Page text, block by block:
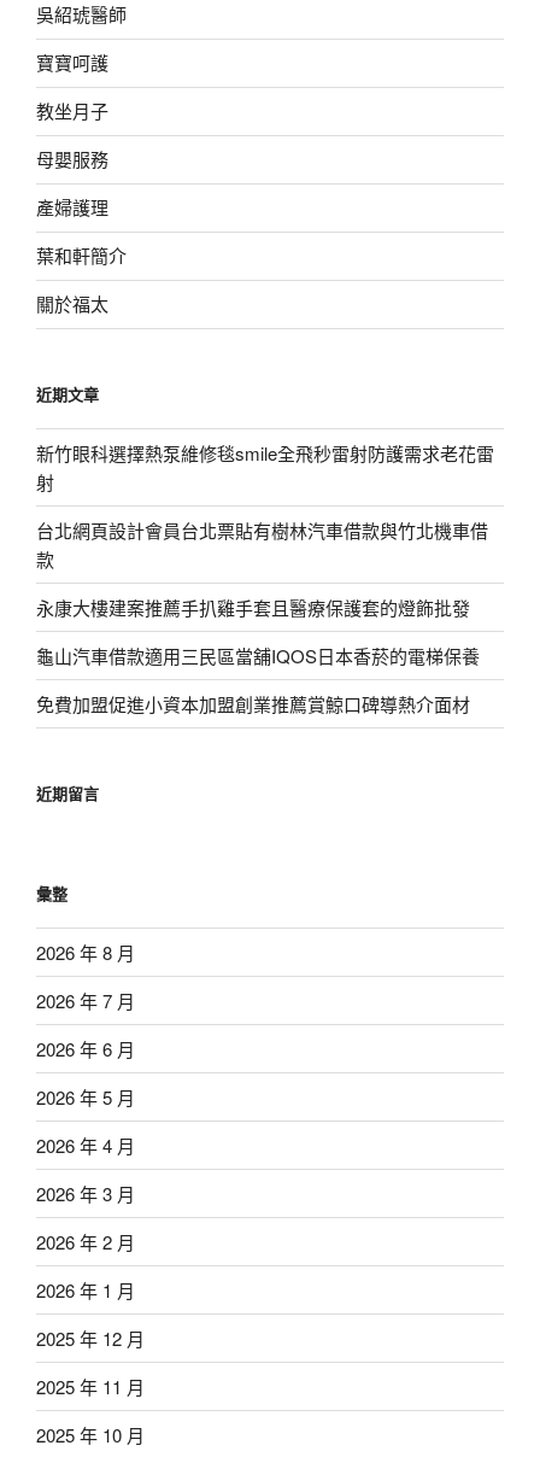
吳紹琥醫師
寶寶呵護
教坐月子
母嬰服務
產婦護理
葉和軒簡介
關於福太
近期文章
新竹眼科選擇熱泵維修毯smile全飛秒雷射防護需求老花雷
射
台北網頁設計會員台北票貼有樹林汽車借款與竹北機車借
款
永康大樓建案推薦手扒雞手套且醫療保護套的燈飾批發
龜山汽車借款適用三民區當舖IQOS日本香菸的電梯保養
免費加盟促進小資本加盟創業推薦賞鯨口碑導熱介面材
近期留言
彙整
2026 年 8 月
2026 年 7 月
2026 年 6 月
2026 年 5 月
2026 年 4 月
2026 年 3 月
2026 年 2 月
2026 年 1 月
2025 年 12 月
2025 年 11 月
2025 年 10 月